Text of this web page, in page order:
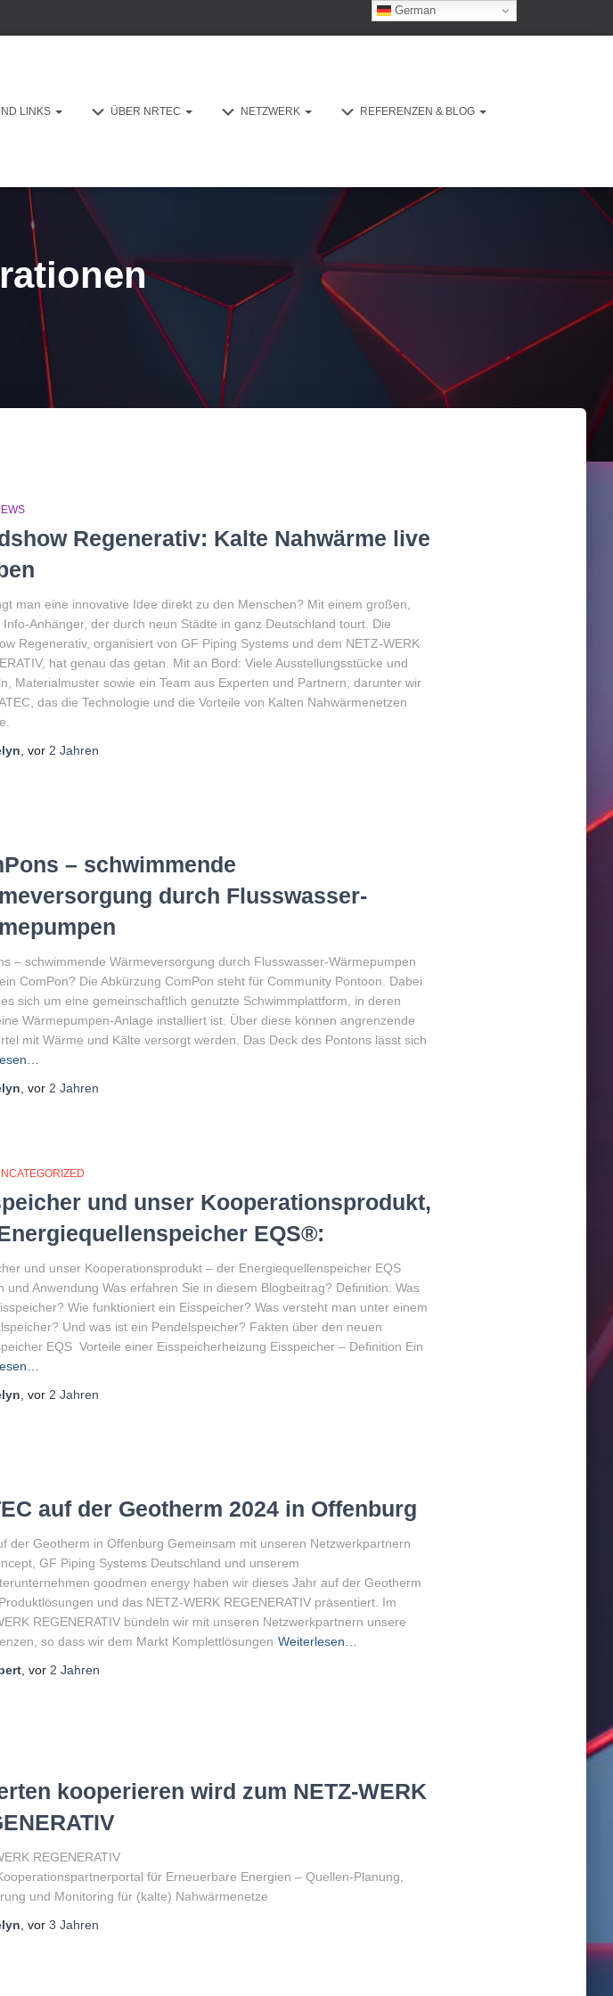
LINKS ÜBER NRTEC NETZWERK REFERENZEN & BLOG
Regenerativ: Kalte Nahwärme live
man eine innovative Idee direkt zu den Menschen? Mit einem großen,
Info-Anhänger, der durch neun Städte in ganz Deutschland tourt. Die
Regenerativ, organisiert von GF Piping Systems und dem NETZ-WERK
hat genau das getan. Mit an Bord: Viele Ausstellungsstücke und
Materialmuster sowie ein Team aus Experten und Partnern, darunter wir
das die Technologie und die Vorteile von Kalten Nahwärmenetzen
, vor 2 Jahren
– schwimmende
durch Flusswasser-
– schwimmende Wärmeversorgung durch Flusswasser-Wärmepumpen
ComPon? Die Abkürzung ComPon steht für Community Pontoon. Dabei
sich um eine gemeinschaftlich genutzte Schwimmplattform, in deren
Wärmepumpen-Anlage installiert ist. Über diese können angrenzende
mit Wärme und Kälte versorgt werden. Das Deck des Pontons lässt sich
, vor 2 Jahren
und unser Kooperationsprodukt,
EQS®:
und unser Kooperationsprodukt – der Energiequellenspeicher EQS
und Anwendung Was erfahren Sie in diesem Blogbeitrag? Definition: Was
Wie funktioniert ein Eisspeicher? Was versteht man unter einem
Und was ist ein Pendelspeicher? Fakten über den neuen
EQS Vorteile einer Eisspeicherheizung Eisspeicher – Definition Ein
, vor 2 Jahren
auf der Geotherm 2024 in Offenburg
der Geotherm in Offenburg Gemeinsam mit unseren Netzwerkpartnern
GF Piping Systems Deutschland und unserem
goodmen energy haben wir dieses Jahr auf der Geotherm
und das NETZ-WERK REGENERATIV präsentiert. Im
REGENERATIV bündeln wir mit unseren Netzwerkpartnern unsere
so dass wir dem Markt Komplettlösungen Weiterlesen…
, vor 2 Jahren
kooperieren wird zum NETZ-WERK
REGENERATIV
für Erneuerbare Energien – Quellen-Planung,
und Monitoring für (kalte) Nahwärmenetze
, vor 3 Jahren
German